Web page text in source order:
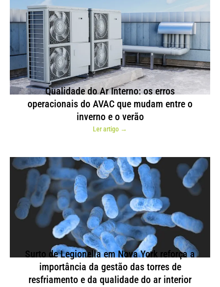
Qualidade do Ar Interno: os erros
operacionais do AVAC que mudam entre o
inverno e o verão
Ler artigo →
Surto de Legionella em Nova York reforça a
importância da gestão das torres de
resfriamento e da qualidade do ar interior